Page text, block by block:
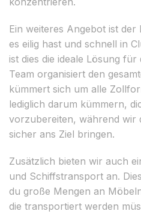
Ein weiteres Angebot ist
es eilig hast und schnell in
ist dies die ideale Lösung
Team organisiert den
kümmert sich um alle
lediglich darum kümmern,
vorzubereiten, während wir
sicher ans Ziel bringen.
Zusätzlich bieten wir auch
und Schiffstransport an.
du große Mengen an
die transportiert werden